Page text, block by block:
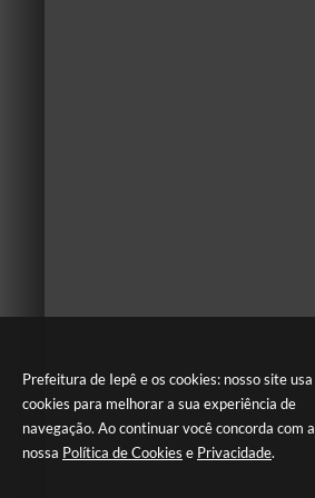
Prefeitura de Iepê e os cookies: nosso site usa
cookies para melhorar a sua experiência de
navegação. Ao continuar você concorda com a
nossa Política de Cookies e Privacidade.